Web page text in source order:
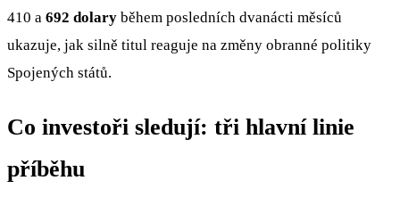
410 a 692 dolary během posledních dvanácti měsíců
ukazuje, jak silně titul reaguje na změny obranné politiky
Spojených států.
Co investoři sledují: tři hlavní linie
příběhu